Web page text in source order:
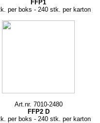
FFP1
per boks - 240 stk. per karton
Art.nr. 7010-2480
FFP2 D
per boks - 240 stk. per karton